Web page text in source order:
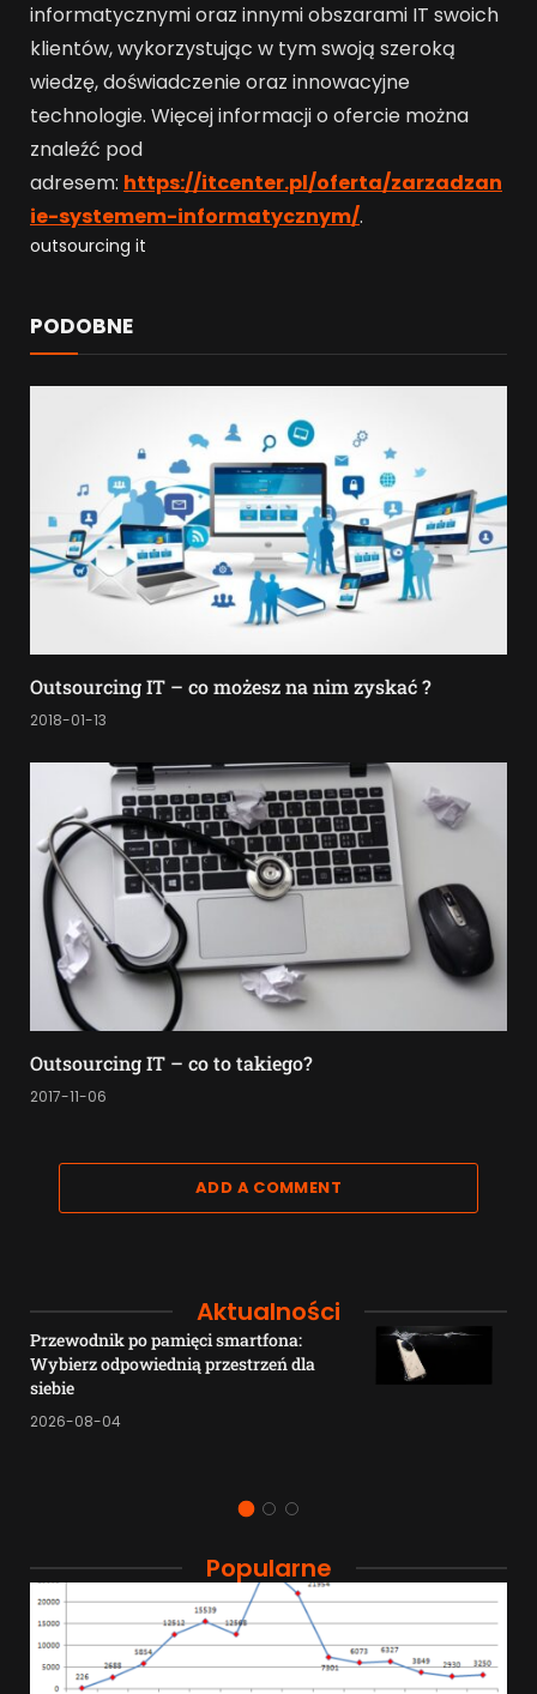
informatycznymi oraz innymi obszarami IT swoich
klientów, wykorzystując w tym swoją szeroką
wiedzę, doświadczenie oraz innowacyjne
technologie. Więcej informacji o ofercie można
znaleźć pod
adresem: https://itcenter.pl/oferta/zarzadzan
ie-systemem-informatycznym/.
outsourcing it
PODOBNE
Outsourcing IT – co możesz na nim zyskać ?
2018-01-13
Outsourcing IT – co to takiego?
2017-11-06
ADD A COMMENT
Aktualności
Przewodnik po pamięci smartfona:
Wybierz odpowiednią przestrzeń dla
siebie
2026-08-04
Popularne